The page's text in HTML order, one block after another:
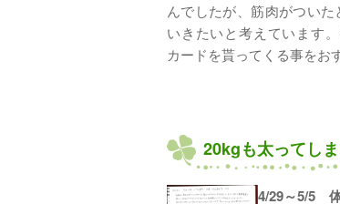
んでしたが、筋肉がつい
いきたいと考えています
カードを貰ってくる事をお
20kgも太ってし
4/29～5/5